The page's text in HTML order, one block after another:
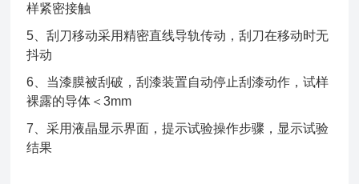
样紧密接触
5、刮刀移动采用精密直线导轨传动，刮刀在移动时无
抖动
6、当漆膜被刮破，刮漆装置自动停止刮漆动作，试样
裸露的导体＜3mm
7、采用液晶显示界面，提示试验操作步骤，显示试验
结果